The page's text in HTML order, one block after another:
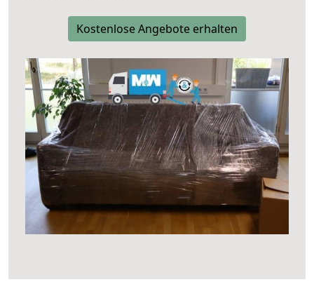
Kostenlose Angebote erhalten